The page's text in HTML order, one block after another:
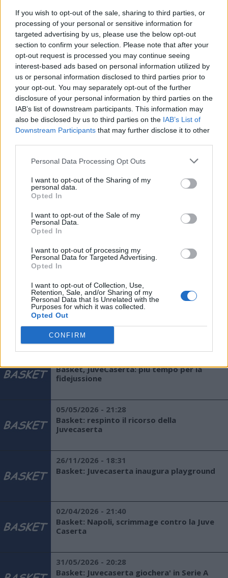
If you wish to opt-out of the sale, sharing to third parties, or
processing of your personal or sensitive information for
targeted advertising by us, please use the below opt-out
section to confirm your selection. Please note that after your
opt-out request is processed you may continue seeing
interest-based ads based on personal information utilized by
us or personal information disclosed to third parties prior to
your opt-out. You may separately opt-out of the further
disclosure of your personal information by third parties on the
IAB’s list of downstream participants. This information may
also be disclosed by us to third parties on the IAB’s List of
Downstream Participants that may further disclose it to other
Personal Data Processing Opt Outs
I want to opt-out of the Sharing of my
personal data.
Opted In
I want to opt-out of the Sale of my
Personal Data.
Opted In
I want to opt-out of processing my
Personal Data for Targeted Advertising.
Opted In
I want to opt-out of Collection, Use,
Retention, Sale, and/or Sharing of my
Personal Data that Is Unrelated with the
Purposes for which it was collected.
Opted Out
CONFIRM
Basket, Juvecaserta: ceduta quota di
maggioranza
03/08/2026 - 18:16
Basket, Juve Caserta: Pasta Reggia main
sponsor
15/07/2026 - 17:07
Basket, Juvecaserta: 62% a società
straniera
Basket: Juve Caserta a rischio, tam tam
Basket: Juvecaserta, Amoroso lascia
28/07/2026 - 18:22
Basket: JuveCaserta, arriva Downs
22/07/2026 - 19:50
Basket: JuveCaserta, accordo con Amoroso
Basket, JuveCaserta: più tempo per la
fidejussione
05/05/2026 - 21:28
Basket: respinto il ricorso della
Juvecaserta
26/11/2026 - 18:31
Basket: Juvecaserta inaugura playground
02/04/2026 - 21:40
Basket: Napoli, scrimmage contro la Juve
Caserta
31/05/2026 - 20:28
Basket: Juvecaserta giochera' in Serie A